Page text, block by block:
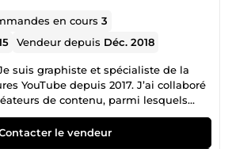
en cours3
Vendeur depuis Déc. 2018
suis graphiste et spécialiste de la
YouTube depuis 2017. J’ai collaboré
de contenu, parmi lesquels
Doigby, Oussama Ammar, Liv,
Bob Lennon, Benzaie, Le Raptor et
comme à l’international. Ce que
le vendeur